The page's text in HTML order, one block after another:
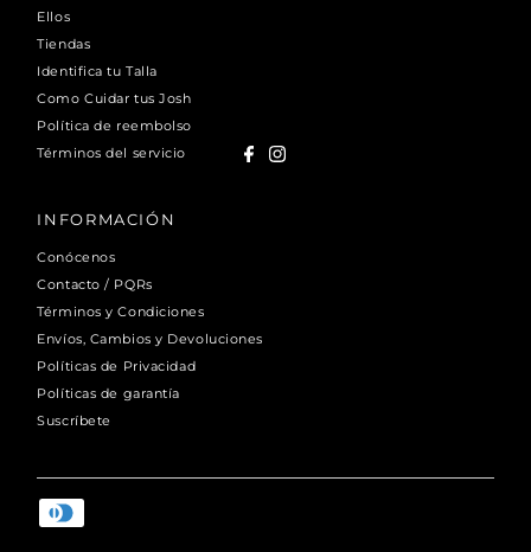
Ellos
Tiendas
Identifica tu Talla
Como Cuidar tus Josh
Política de reembolso
Términos del servicio
INFORMACIÓN
Conócenos
Contacto / PQRs
Términos y Condiciones
Envíos, Cambios y Devoluciones
Políticas de Privacidad
Políticas de garantía
Suscríbete